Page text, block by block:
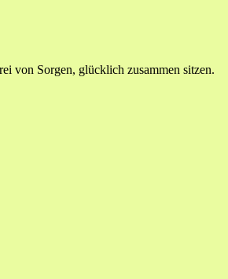
von Sorgen, glücklich zusammen sitzen.